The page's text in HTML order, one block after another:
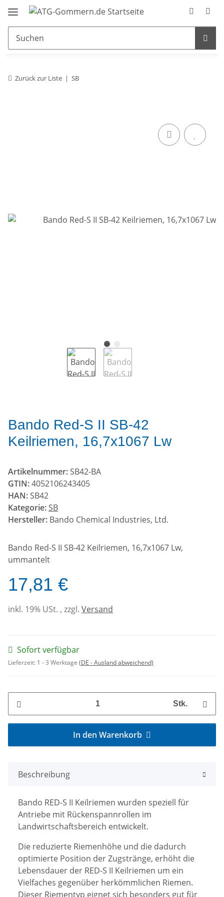
Zurück zur Liste SB
Bando Red-S II SB-42
Keilriemen, 16,7x1067 Lw
Artikelnummer: SB42-BA
GTIN:4052106243405
HAN: SB42
Kategorie: SB
Hersteller: Bando Chemical Industries, Ltd.
Bando Red-S II SB-42 Keilriemen, 16,7x1067 Lw,
ummantelt
17,81 €
inkl. 19% USt. , zzgl. Versand
Sofort verfügbar
Lieferzeit: 1 - 3 Werktage (DE - Ausland abweichend)
Stk.
In den Warenkorb
Beschreibung
Bando RED-S II Keilriemen wurden speziell für
Antriebe mit Rückenspannrollen im
Landwirtschaftsbereich entwickelt.
Die reduzierte Riemenhöhe und die dadurch
optimierte Position der Zugstränge, erhöht die
Lebensdauer der RED-S II Keilriemen um ein
Vielfaches gegenüber herkömmlichen Riemen.
Dieser Riementyp eignet sich besonders gut für